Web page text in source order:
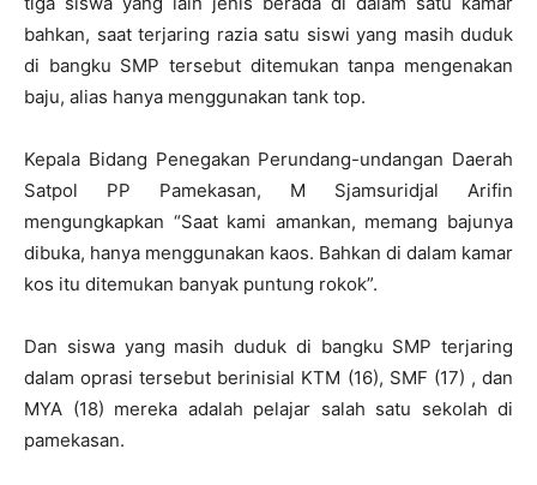
bahkan, saat terjaring razia satu siswi yang masih duduk
di bangku SMP tersebut ditemukan tanpa mengenakan
baju, alias hanya menggunakan tank top.
Kepala Bidang Penegakan Perundang-undangan Daerah
Satpol PP Pamekasan, M Sjamsuridjal Arifin
mengungkapkan “Saat kami amankan, memang bajunya
dibuka, hanya menggunakan kaos. Bahkan di dalam kamar
kos itu ditemukan banyak puntung rokok”.
Dan siswa yang masih duduk di bangku SMP terjaring
dalam oprasi tersebut berinisial KTM (16), SMF (17) , dan
MYA (18) mereka adalah pelajar salah satu sekolah di
pamekasan.